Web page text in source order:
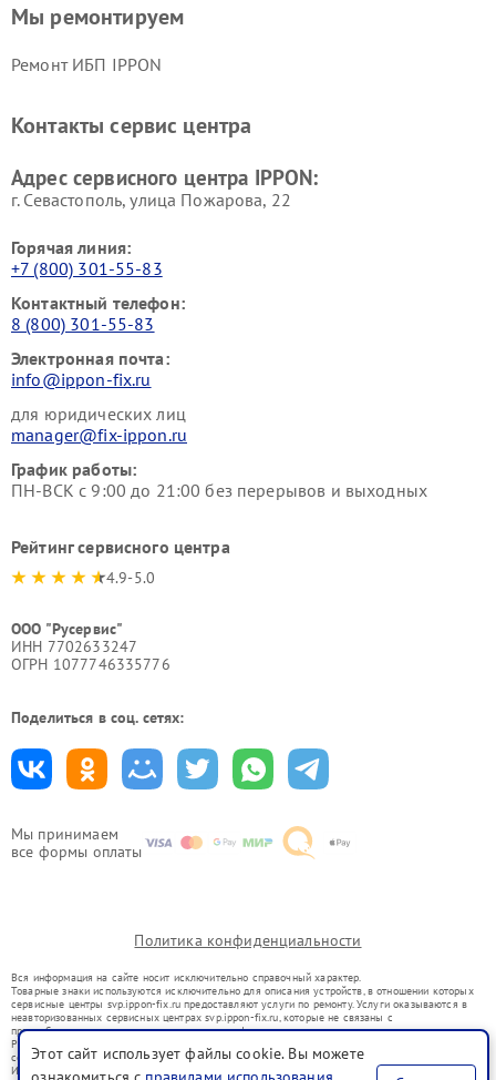
Мы принимаем
все формы оплаты
Мы ремонтируем
Ремонт ИБП IPPON
Контакты сервис центра
Адрес сервисного центра IPPON:
г. Севастополь, улица Пожарова, 22
Горячая линия:
+7 (800) 301-55-83
Контактный телефон:
8 (800) 301-55-83
Электронная почта:
info@ippon-fix.ru
для юридических лиц
manager@fix-ippon.ru
График работы:
ПН-ВСК с 9:00 до 21:00 без перерывов и выходных
Рейтинг сервисного центра
4.9-5.0
ООО "Русервис"
ИНН 7702633247
ОГРН 1077746335776
Поделиться в соц. сетях:
Политика конфиденциальности
Вся информация на сайте носит исключительно справочный характер.
Товарные знаки используются исключительно для описания устройств, в отношении которых
сервисные центры svp.ippon-fix.ru предоставляют услуги по ремонту. Услуги оказываются в
неавторизованных сервисных центрах svp.ippon-fix.ru, которые не связаны с
правообладателями товарных знаков или их официальными представителями.
Ремонт осуществляется для устройств, уже введенных в гражданский оборот в соответствии
со статьей 1487 ГК РФ.
Использование товарных знаков не преследует цели индивидуализации услуг или введения
Этот сайт использует файлы cookie. Вы можете